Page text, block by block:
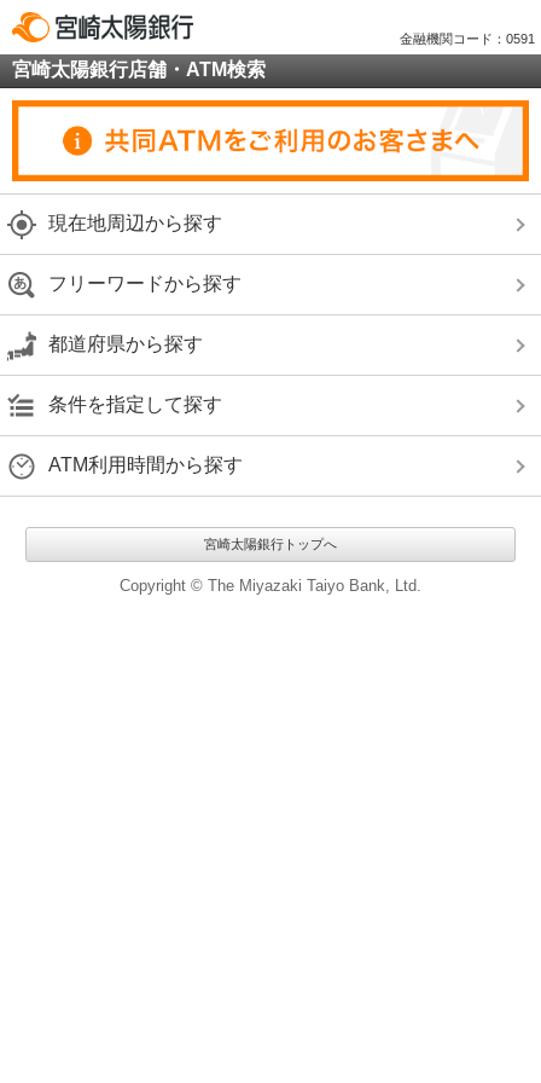
金融機関コード：0591
宮崎太陽銀行店舗・ATM検索
現在地周辺から探す
フリーワードから探す
都道府県から探す
条件を指定して探す
ATM利用時間から探す
宮崎太陽銀行トップへ
Copyright © The Miyazaki Taiyo Bank, Ltd.